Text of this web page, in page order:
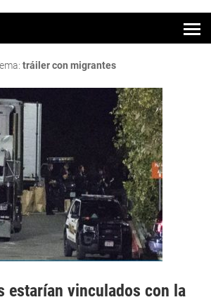
tráiler con migrantes
estarían vinculados con la